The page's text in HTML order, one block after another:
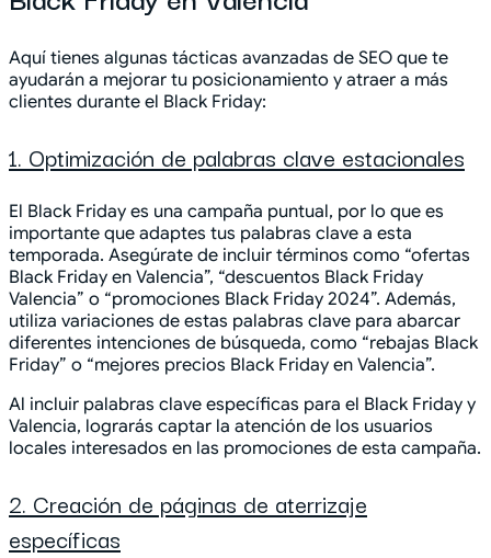
Aquí tienes algunas tácticas avanzadas de SEO que te
ayudarán a mejorar tu posicionamiento y atraer a más
clientes durante el Black Friday:
1. Optimización de palabras clave estacionales
El Black Friday es una campaña puntual, por lo que es
importante que adaptes tus palabras clave a esta
temporada. Asegúrate de incluir términos como “ofertas
Black Friday en Valencia”, “descuentos Black Friday
Valencia” o “promociones Black Friday 2024”. Además,
utiliza variaciones de estas palabras clave para abarcar
diferentes intenciones de búsqueda, como “rebajas Black
Friday” o “mejores precios Black Friday en Valencia”.
Al incluir palabras clave específicas para el Black Friday y
Valencia, lograrás captar la atención de los usuarios
locales interesados en las promociones de esta campaña.
2. Creación de páginas de aterrizaje
específicas